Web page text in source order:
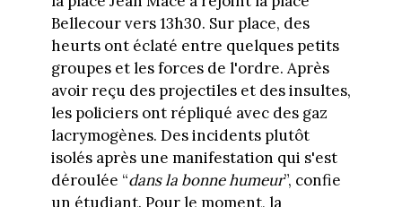
Bellecour vers 13h30. Sur place, des
heurts ont éclaté entre quelques petits
groupes et les forces de l'ordre. Après
avoir reçu des projectiles et des insultes,
les policiers ont répliqué avec des gaz
lacrymogènes. Des incidents plutôt
isolés après une manifestation qui s'est
déroulée “dans la bonne humeur”, confie
un étudiant. Pour le moment, la